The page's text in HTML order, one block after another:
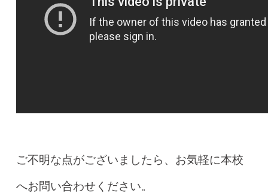
ご不明な点がございましたら、お気軽に本校
へお問い合わせください。